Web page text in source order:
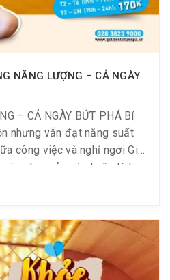
NĂNG LƯỢNG – CẢ NGÀY
– CẢ NGÀY BỨT PHÁ Bí
nhưng vẫn đạt năng suất
công việc và nghỉ ngơi Giữ
tạo cả ngày Luôn tích
Để mỗi ngày có một cuộc